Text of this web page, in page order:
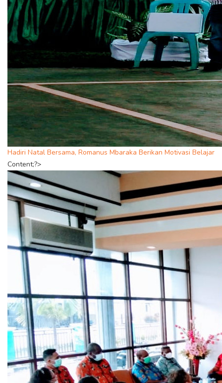
Hadiri Natal Bersama, Romanus Mbaraka Berikan Motivasi Belajar
Content;?>